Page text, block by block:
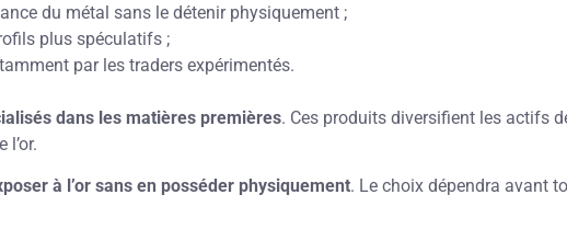
du métal sans le détenir physiquement ;
plus spéculatifs ;
par les traders expérimentés.
dans les matières premières. Ces produits diversifient les actifs
à l’or sans en posséder physiquement. Le choix dépendra avant